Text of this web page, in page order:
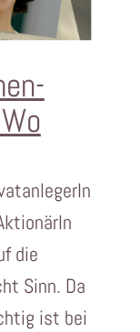
die
Sinn. Da
ist bei